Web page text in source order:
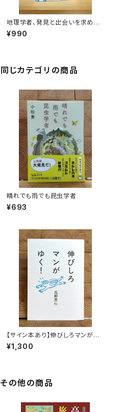
地理学者、発見と出会いを求めて
世界を行く！
¥990
同じカテゴリの商品
晴れでも雨でも昆虫学者
¥693
【サイン本あり】伸びしろマンがゆ
く！
¥1,300
その他の商品